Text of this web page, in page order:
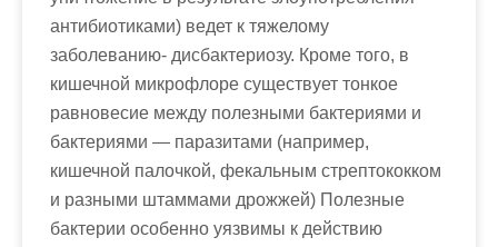
антибиотиками) ведет к тяжелому
заболеванию- дисбактериозу. Кроме того, в
кишечной микрофлоре существует тонкое
равновесие между полезными бактериями и
бактериями — паразитами (например,
кишечной палочкой, фекальным стрептококком
и разными штаммами дрожжей) Полезные
бактерии особенно уязвимы к действию